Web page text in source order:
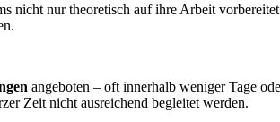
nicht nur theoretisch auf ihre Arbeit vorbereitet
angeboten – oft innerhalb weniger Tage
Zeit nicht ausreichend begleitet werden.